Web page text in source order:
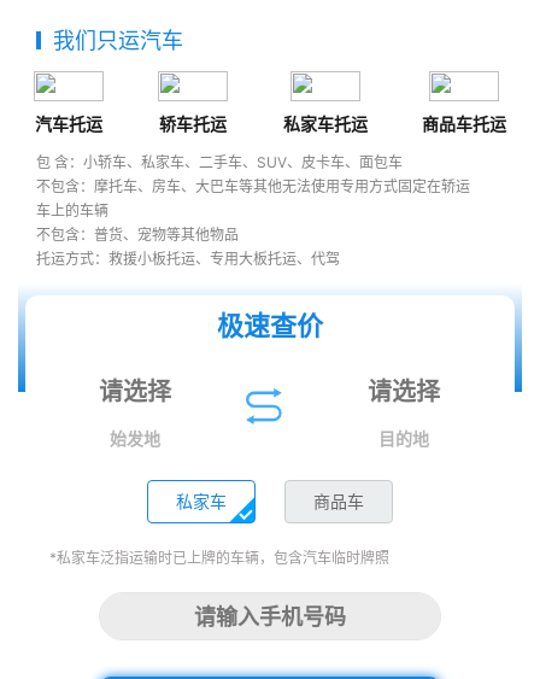
我们只运汽车
汽车托运 轿车托运 私家车托运 商品车托运
包 含：小轿车、私家车、二手车、SUV、皮卡车、面包车
不包含：摩托车、房车、大巴车等其他无法使用专用方式固定在轿运
车上的车辆
不包含：普货、宠物等其他物品
托运方式：救援小板托运、专用大板托运、代驾
极速查价
始发地 目的地
私家车 商品车
*私家车泛指运输时已上牌的车辆，包含汽车临时牌照